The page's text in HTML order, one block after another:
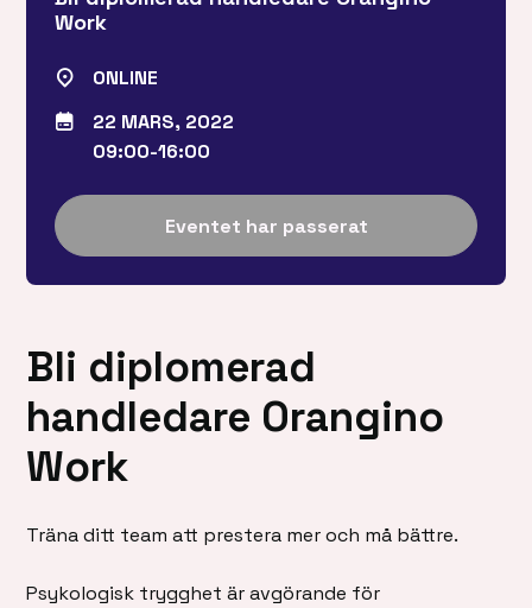
Work
ONLINE
22 MARS, 2022
09:00-16:00
Eventet har passerat
Bli diplomerad
handledare Orangino
Work
Träna ditt team att prestera mer och må bättre.
Psykologisk trygghet är avgörande för